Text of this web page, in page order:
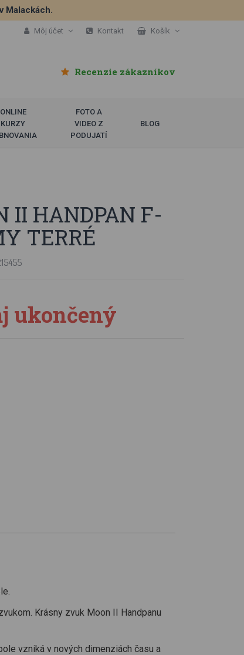
Malackách.
Môj účet Kontakt Košík
Recenzie zákazníkov
ONLINE
KURZY
FOTO A
VIDEO Z
PODUJATÍ
BLOG
II HANDPAN F-
TERRÉ
ukončený
Krásny zvuk Moon II Handpanu
vzniká v nových dimenziách času a